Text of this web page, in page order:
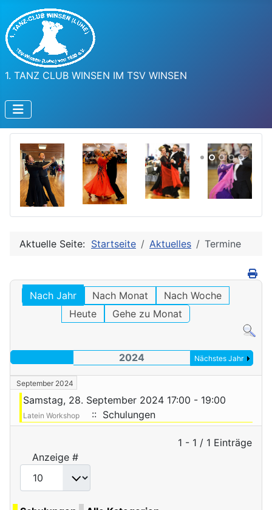
1. TANZ CLUB WINSEN IM TSV WINSEN
Aktuelle Seite: Startseite Aktuelles Termine
Nach Jahr Nach Monat
Nach Woche
Heute
Gehe zu Monat
2024 Nächstes Jahr
September 2024
Samstag, 28. September 2024 17:00 - 19:00
Latein Workshop :: Schulungen
Limite der Paginierungsliste
1 - 1 / 1 Einträge
Anzeige #